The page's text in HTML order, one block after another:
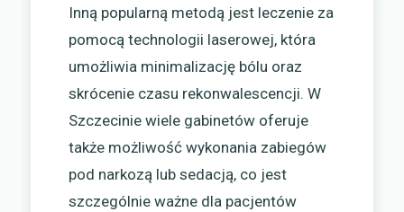
Inną popularną metodą jest leczenie za
pomocą technologii laserowej, która
umożliwia minimalizację bólu oraz
skrócenie czasu rekonwalescencji. W
Szczecinie wiele gabinetów oferuje
także możliwość wykonania zabiegów
pod narkozą lub sedacją, co jest
szczególnie ważne dla pacjentów